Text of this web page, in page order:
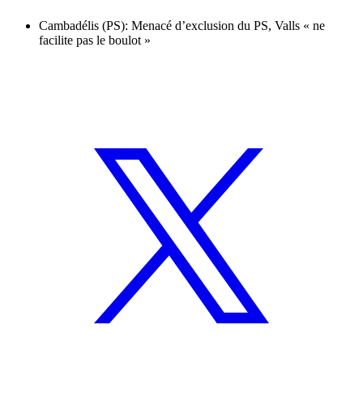
Cambadélis (PS): Menacé d’exclusion du PS, Valls « ne
facilite pas le boulot »